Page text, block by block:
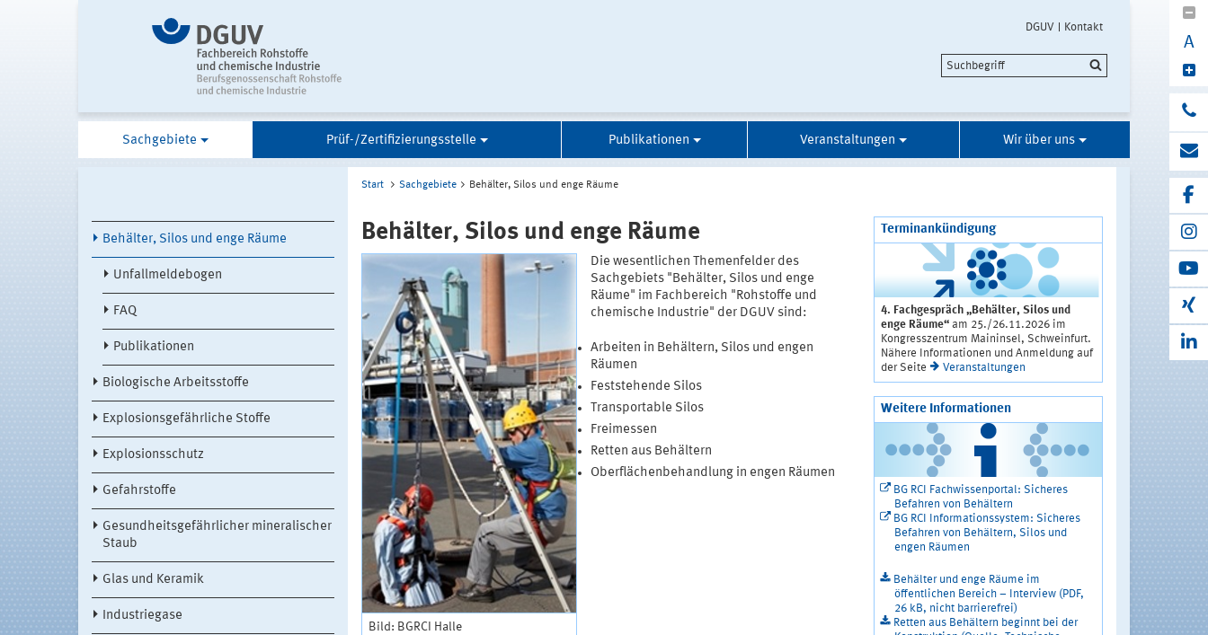
DGUV Kontakt
A
Sachgebiete Prüf-/Zertifizierungsstelle Publikationen Veranstaltungen Wir über uns
Behälter, Silos und enge Räume
Unfallmeldebogen
FAQ
Publikationen
Biologische Arbeitsstoffe
Explosionsgefährliche Stoffe
Explosionsschutz
Gefahrstoffe
Gesundheitsgefährlicher mineralischer
Staub
Glas und Keramik
Industriegase
Start Sachgebiete Behälter, Silos und enge Räume
Behälter, Silos und enge Räume
Bild: BGRCI Halle
Die wesentlichen Themenfelder des
Sachgebiets "Behälter, Silos und enge
Räume" im Fachbereich "Rohstoffe und
chemische Industrie" der DGUV sind:
Arbeiten in Behältern, Silos und engen
Räumen
Feststehende Silos
Transportable Silos
Freimessen
Retten aus Behältern
Oberflächenbehandlung in engen Räumen
Terminankündigung
4. Fachgespräch „Behälter, Silos und
enge Räume“am 25./26.11.2026 im
Kongresszentrum Maininsel, Schweinfurt.
Nähere Informationen und Anmeldung auf
der Seite
Veranstaltungen
Weitere Informationen
BG RCI Fachwissenportal: Sicheres
Befahren von Behältern
BG RCI Informationssystem: Sicheres
Befahren von Behältern, Silos und
engen Räumen
Behälter und enge Räume im
öffentlichen Bereich – Interview (PDF,
26 kB, nicht barrierefrei)
Retten aus Behältern beginnt bei der